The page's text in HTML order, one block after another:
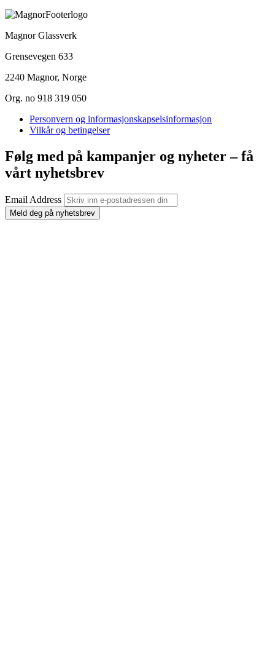
Magnor Glassverk
Grensevegen 633
2240 Magnor, Norge
Org. no 918 319 050
Personvern og informasjonskapselsinformasjon
Vilkår og betingelser
Følg med på kampanjer og nyheter – få
vårt nyhetsbrev
Email Address
Meld deg på nyhetsbrev